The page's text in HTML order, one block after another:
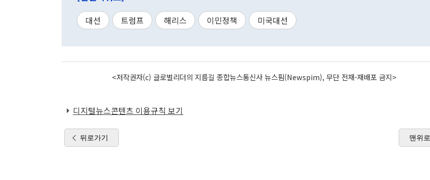
대선 트럼프 해리스 이민정책 미국대선
<저작권자(c) 글로벌리더의 지름길 종합뉴스통신사 뉴스핌(Newspim), 무단 전재-재배포 금지>
디지털뉴스콘텐츠 이용규칙 보기
뒤로가기 맨위로